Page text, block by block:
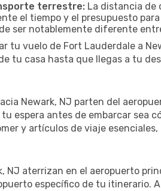
terrestre: La distancia de
el tiempo y el presupuesto
ser notablemente diferente
tu vuelo de Fort Lauderdale a
tu casa hasta que llegas a tu
Newark, NJ parten del
espera antes de embarcar sea
y artículos de viaje
NJ aterrizan en el aeropuerto
específico de tu itinerario.